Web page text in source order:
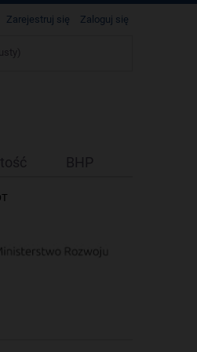
Zarejestruj się Zaloguj się
BHP